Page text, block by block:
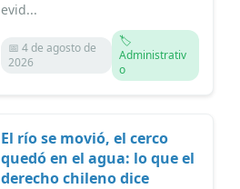
evid...
📅 4 de agosto de
2026
🏷️
Administrativ
o
El río se movió, el cerco
quedó en el agua: lo que el
derecho chileno dice